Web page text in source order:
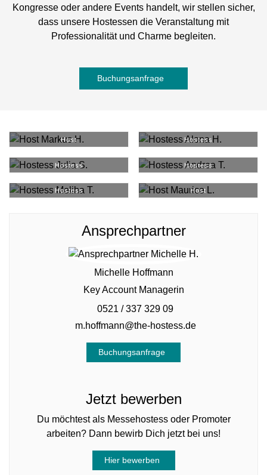
Kongresse oder andere Events handelt, wir stellen sicher,
dass unsere Hostessen die Veranstaltung mit
Professionalität und Charme begleiten.
Buchungsanfrage
Host Hostess
Hostess Hostess
Hostess Host
Ansprechpartner
Michelle Hoffmann
Key Account Managerin
0521 / 337 329 09
m.hoffmann@the-hostess.de
Buchungsanfrage
Jetzt bewerben
Du möchtest als Messehostess oder Promoter
arbeiten? Dann bewirb Dich jetzt bei uns!
Hier bewerben